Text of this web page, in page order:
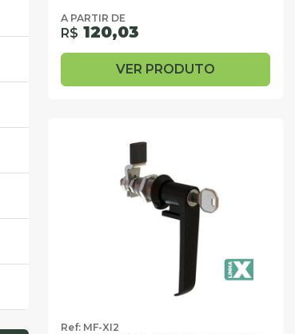
A PARTIR DE
R$ 120,03
VER PRODUTO
Ref: MF-XI2